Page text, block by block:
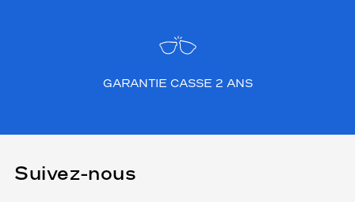
GARANTIE CASSE 2 ANS
Suivez-nous